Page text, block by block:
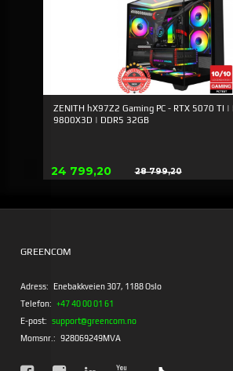
ZENITH hX97Z2 Gaming PC - RTX 5070 TI |
9800X3D | DDR5 32GB
Erbjudande
24 799,20 28 799,20
Rabatt
GREENCOM
Adress: Enebakkveien 307, 1188 Oslo
Telefon: +47 40 00 01 61
E-post: support@greencom.no
Momsnr.: 928069249MVA